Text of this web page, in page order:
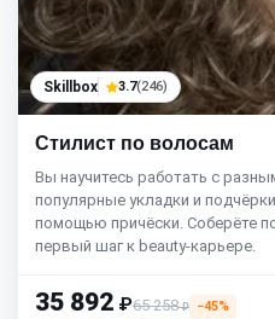
Skillbox 3.7(246)
Стилист по волосам
Вы научитесь работать с
популярные укладки и
помощью причёски. Соберёте
первый шаг к beauty-карьере.
35 892 ₽65 258₽
−45%